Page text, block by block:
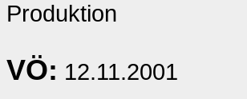
Produktion
VÖ: 12.11.2001